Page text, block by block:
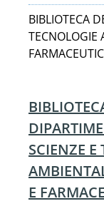
BIBLIOTECA
TECNOLOGIE
SCIENZE E
E